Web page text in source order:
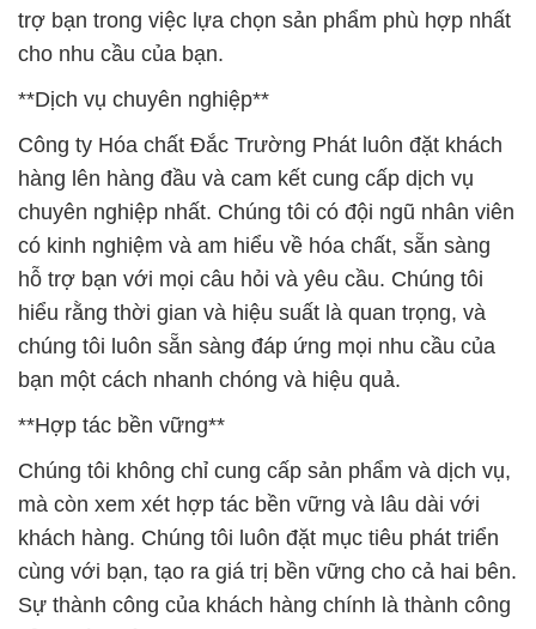
trợ bạn trong việc lựa chọn sản phẩm phù hợp nhất
cho nhu cầu của bạn.
**Dịch vụ chuyên nghiệp**
Công ty Hóa chất Đắc Trường Phát luôn đặt khách
hàng lên hàng đầu và cam kết cung cấp dịch vụ
chuyên nghiệp nhất. Chúng tôi có đội ngũ nhân viên
có kinh nghiệm và am hiểu về hóa chất, sẵn sàng
hỗ trợ bạn với mọi câu hỏi và yêu cầu. Chúng tôi
hiểu rằng thời gian và hiệu suất là quan trọng, và
chúng tôi luôn sẵn sàng đáp ứng mọi nhu cầu của
bạn một cách nhanh chóng và hiệu quả.
**Hợp tác bền vững**
Chúng tôi không chỉ cung cấp sản phẩm và dịch vụ,
mà còn xem xét hợp tác bền vững và lâu dài với
khách hàng. Chúng tôi luôn đặt mục tiêu phát triển
cùng với bạn, tạo ra giá trị bền vững cho cả hai bên.
Sự thành công của khách hàng chính là thành công